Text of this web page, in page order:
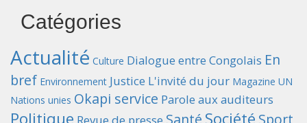
Catégories
Actualité Culture Dialogue entre Congolais En
bref Environnement Justice L'invité du jour Magazine UN
Nations unies Okapi service Parole aux auditeurs
Politique Revue de presse Santé Société Sport